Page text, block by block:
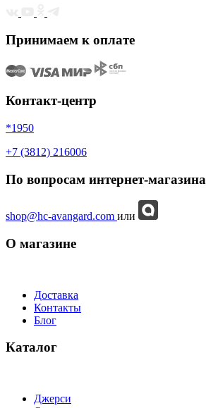
Принимаем к оплате
Контакт-центр
*1950
+7 (3812) 216006
По вопросам интернет-магазина
shop@hc-avangard.com или
О магазине
Доставка
Контакты
Блог
Каталог
Джерси